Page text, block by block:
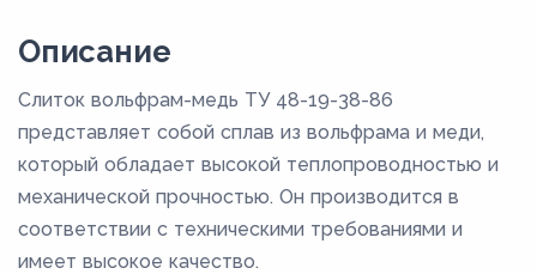
Описание
Слиток вольфрам-медь ТУ 48-19-38-86
представляет собой сплав из вольфрама и меди,
который обладает высокой теплопроводностью и
механической прочностью. Он производится в
соответствии с техническими требованиями и
имеет высокое качество.